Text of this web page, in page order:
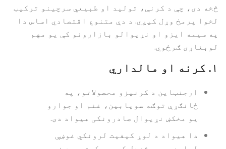
څخه دی، چې د کرنې، تولید او طبیعي سرچینو ترکیب
لخوا پرمخ وړل کیږي. د دې متنوع اقتصادي اساس دا
په سیمه ایزو او نړیوالو بازارونو کې یو مهم
لوبغاړی ګرځوي.
۱. کرنه او مالداري
ارجنټاین د کرنیزو محصولاتو، په
ځانګړې توګه سویابین، غنم او جوارو
یو مخکښ نړیوال صادرونکی هیواد دی.
دا هیواد د لوړ کیفیت لرونکي غوښې